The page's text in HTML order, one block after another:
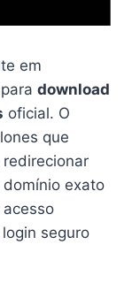
em
download
oficial. O
que
exato
seguro